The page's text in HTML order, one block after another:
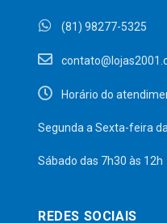
(81) 98277-5325
Horário do
Segunda a Sexta-feira
Sábado das 7h30 às 12h
REDES SOCIAIS